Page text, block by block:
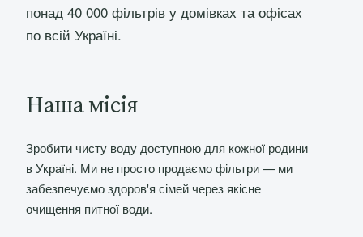
понад 40 000 фільтрів у домівках та офісах
по всій Україні.
Наша місія
Зробити чисту воду доступною для кожної родини
в Україні. Ми не просто продаємо фільтри — ми
забезпечуємо здоров'я сімей через якісне
очищення питної води.